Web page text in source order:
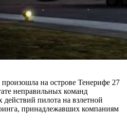
на острове Тенерифе 27
неправильных команд
пилота на взлетной
принадлежавших компаниям